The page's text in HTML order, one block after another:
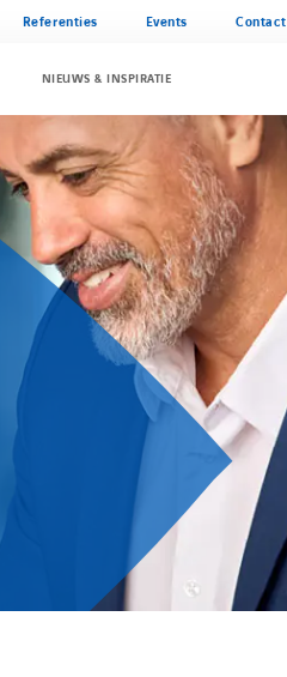
Referenties Events Contact
NIEUWS & INSPIRATIE